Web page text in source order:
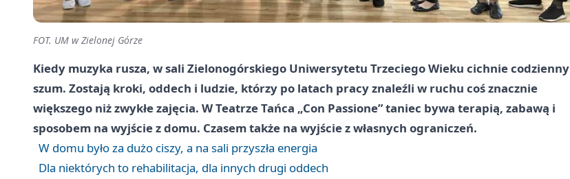
FOT. UM w Zielonej Górze
Kiedy muzyka rusza, w sali Zielonogórskiego Uniwersytetu Trzeciego Wieku cichnie codzienny
szum. Zostają kroki, oddech i ludzie, którzy po latach pracy znaleźli w ruchu coś znacznie
większego niż zwykłe zajęcia. W Teatrze Tańca „Con Passione” taniec bywa terapią, zabawą i
sposobem na wyjście z domu. Czasem także na wyjście z własnych ograniczeń.
W domu było za dużo ciszy, a na sali przyszła energia
Dla niektórych to rehabilitacja, dla innych drugi oddech